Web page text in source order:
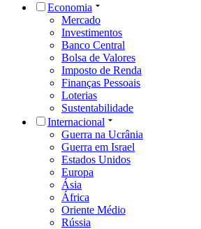
Economia
Mercado
Investimentos
Banco Central
Bolsa de Valores
Imposto de Renda
Finanças Pessoais
Loterias
Sustentabilidade
Internacional
Guerra na Ucrânia
Guerra em Israel
Estados Unidos
Europa
Ásia
África
Oriente Médio
Rússia